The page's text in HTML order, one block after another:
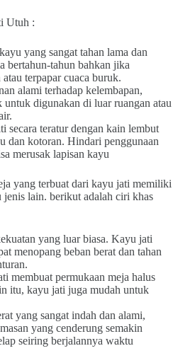
Utuh :
yang sangat tahan lama dan
bertahun-tahun bahkan jika
terpapar cuaca buruk.
alami terhadap kelembapan,
untuk digunakan di luar ruangan atau
secara teratur dengan kain lembut
dan kotoran. Hindari penggunaan
merusak lapisan kayu
yang terbuat dari kayu jati memiliki
lain. berikut adalah ciri khas
yang luar biasa. Kayu jati
menopang beban berat dan tahan
membuat permukaan meja halus
itu, kayu jati juga mudah untuk
yang sangat indah dan alami,
yang cenderung semakin
seiring berjalannya waktu